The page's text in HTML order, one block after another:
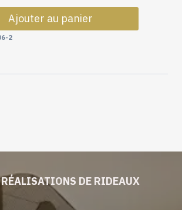
de
Rubelli
Ajouter au panier
2
RÉALISATIONS DE RIDEAUX